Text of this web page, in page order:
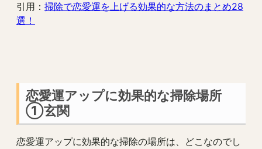
引用： 掃除で恋愛運を上げる効果的な方法のまとめ28
選！
恋愛運アップに効果的な掃除場所
①玄関
恋愛運アップに効果的な掃除の場所は、どこなのでし